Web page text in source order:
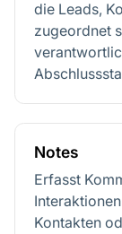
die Leads,
zugeordnet
Notes
Erfasst
Kontakten